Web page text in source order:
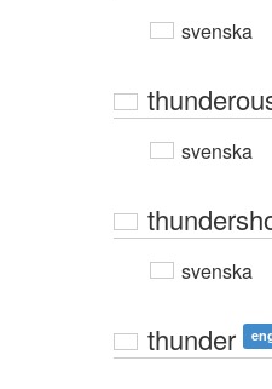
svenska
svenska
svenska
thunder